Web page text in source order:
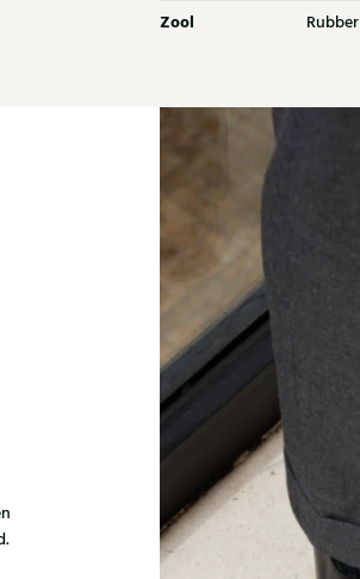
Zool Rubber